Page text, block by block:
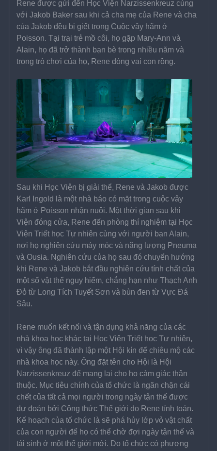
Rene được gửi đến Học Viện Narzissenkreuz cùng
với Jakob Baker sau khi cả cha mẹ của Rene và cha
của Jakob đều bị giết trong Cuộc vây hãm ở
Poisson. Tại trại trẻ mồ côi, họ gặp Mary-Ann và
Alain, họ đã trở thành bạn bè trong nhiều năm và
trong trò chơi của họ, Rene đóng vai con rồng.
Sau khi Học Viện bị giải thể, Rene và Jakob được
Karl Ingold là một nhà báo có mặt trong cuộc vây
hãm ở Poisson nhận nuôi. Một thời gian sau khi
Viện đóng cửa, Rene đến phòng thí nghiệm tại Học
Viện Triết học Tự nhiên cùng với người bạn Alain,
nơi họ nghiên cứu máy móc và năng lượng Pneuma
và Ousia. Nghiên cứu của họ sau đó chuyển hướng
khi Rene và Jakob bắt đầu nghiên cứu tính chất của
một số vật thể nguy hiểm, chẳng hạn như Thạch Anh
Đỏ từ Long Tích Tuyết Sơn và bùn đen từ Vực Đá
Sâu.
Rene muốn kết nối và tận dụng khả năng của các
nhà khoa học khác tại Học Viện Triết học Tự nhiên,
vì vậy ông đã thành lập một Hội kín để chiêu mộ các
nhà khoa học này. Ông đặt tên cho Hội là Hội
Narzissenkreuz để mang lại cho họ cảm giác thân
thuộc. Mục tiêu chính của tổ chức là ngăn chặn cái
chết của tất cả mọi người trong ngày tận thế được
dự đoán bởi Công thức Thế giới do Rene tính toán.
Kế hoạch của tố chức là sẽ phá hủy lớp vỏ vật chất
của con người để họ có thể chờ đợi ngày tận thế và
tái sinh ở một thế giới mới. Do tổ chức có phương